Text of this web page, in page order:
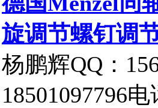
旋调节螺钉调
杨鹏辉QQ：
18501097796